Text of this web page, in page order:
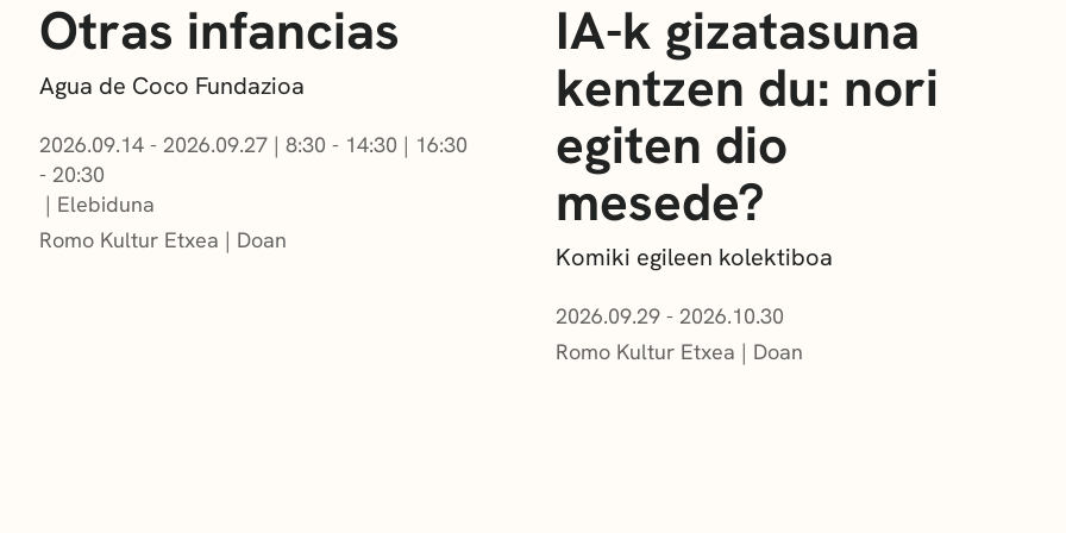
Otras infancias
Agua de Coco Fundazioa
2026.09.14 - 2026.09.27| 8:30 - 14:30 | 16:30
- 20:30
Elebiduna
Romo Kultur Etxea
Doan
IA-k gizatasuna
kentzen du: nori
egiten dio
mesede?
Komiki egileen kolektiboa
2026.09.29 - 2026.10.30
Romo Kultur Etxea
Doan